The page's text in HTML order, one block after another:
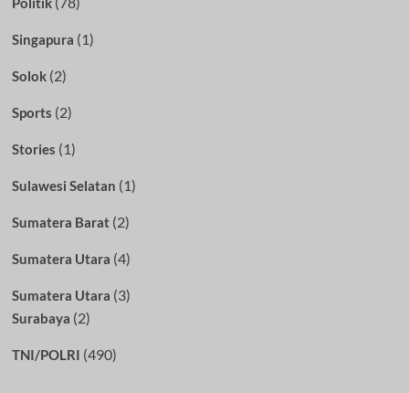
Singapura (1)
Solok(2)
Sports (2)
Stories (1)
Sulawesi Selatan (1)
Sumatera Barat(2)
Sumatera Utara (4)
Sumatera Utara (3)
Surabaya (2)
TNI/POLRI (490)